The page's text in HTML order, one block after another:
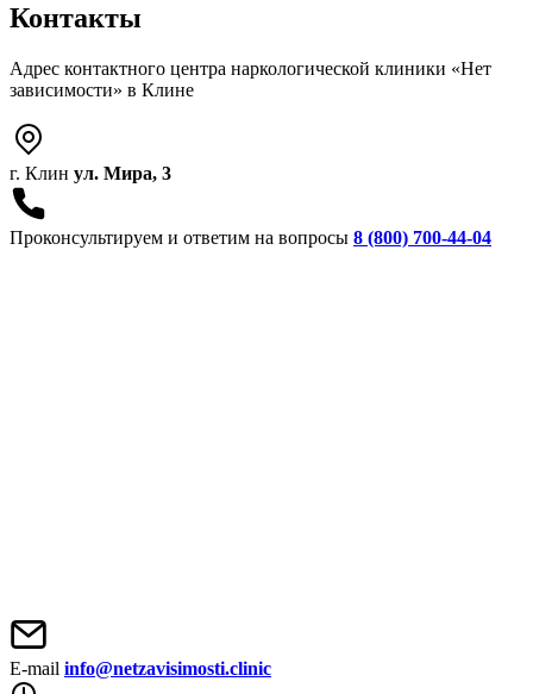
Контакты
Адрес контактного центра наркологической клиники «Нет
зависимости» в Клине
г. Клин ул. Мира, 3
Проконсультируем и ответим на вопросы 8 (800) 700-44-04
E-mail info@netzavisimosti.clinic